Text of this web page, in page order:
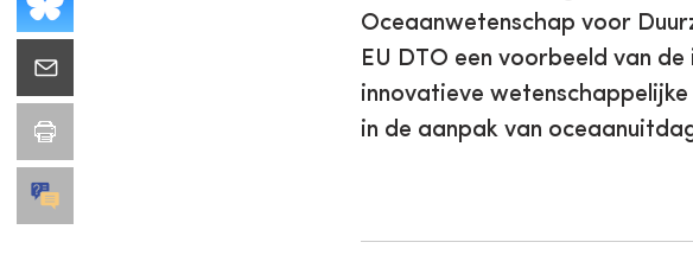
Oceaanwetenschap voor
EU DTO een voorbeeld van
innovatieve
in de aanpak van